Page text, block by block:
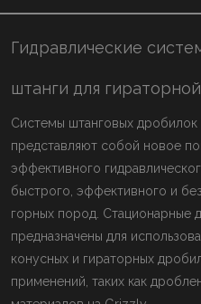
YZH
Гидравлические
штанги для
Системы штанговых дробилок
представляют собой новое
эффективного
быстрого, эффективного и
горных пород. Стационарные
предназначены для
конусных и гираторных
применений, таких как